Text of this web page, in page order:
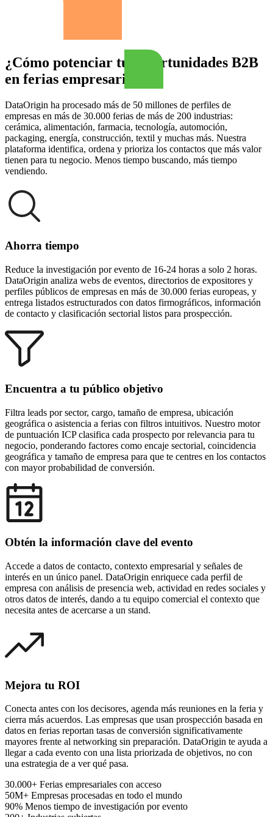
¿Cómo potenciar tus oportunidades B2B
en ferias empresariales?
DataOrigin ha procesado más de 50 millones de perfiles de
empresas en más de 30.000 ferias de más de 200 industrias:
cerámica, alimentación, farmacia, tecnología, automoción,
packaging, energía, construcción, textil y muchas más. Nuestra
plataforma identifica, ordena y prioriza los contactos que más valor
tienen para tu negocio. Menos tiempo buscando, más tiempo
vendiendo.
Ahorra tiempo
Reduce la investigación por evento de 16-24 horas a solo 2 horas.
DataOrigin analiza webs de eventos, directorios de expositores y
perfiles públicos de empresas en más de 30.000 ferias europeas, y
entrega listados estructurados con datos firmográficos, información
de contacto y clasificación sectorial listos para prospección.
Encuentra a tu público objetivo
Filtra leads por sector, cargo, tamaño de empresa, ubicación
geográfica o asistencia a ferias con filtros intuitivos. Nuestro motor
de puntuación ICP clasifica cada prospecto por relevancia para tu
negocio, ponderando factores como encaje sectorial, coincidencia
geográfica y tamaño de empresa para que te centres en los contactos
con mayor probabilidad de conversión.
Obtén la información clave del evento
Accede a datos de contacto, contexto empresarial y señales de
interés en un único panel. DataOrigin enriquece cada perfil de
empresa con análisis de presencia web, actividad en redes sociales y
otros datos de interés, dando a tu equipo comercial el contexto que
necesita antes de acercarse a un stand.
Mejora tu ROI
Conecta antes con los decisores, agenda más reuniones en la feria y
cierra más acuerdos. Las empresas que usan prospección basada en
datos en ferias reportan tasas de conversión significativamente
mayores frente al networking sin preparación. DataOrigin te ayuda a
llegar a cada evento con una lista priorizada de objetivos, no con
una estrategia de a ver qué pasa.
30.000+ Ferias empresariales con acceso
50M+ Empresas procesadas en todo el mundo
90% Menos tiempo de investigación por evento